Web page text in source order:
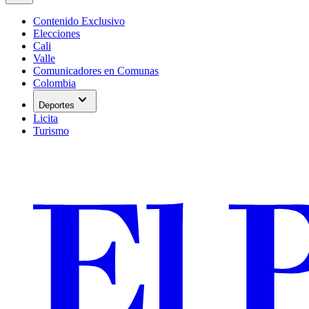
Contenido Exclusivo
Elecciones
Cali
Valle
Comunicadores en Comunas
Colombia
Deportes expand_more
Licita
Turismo